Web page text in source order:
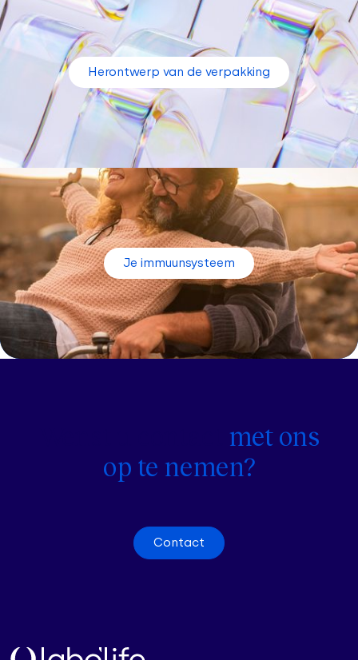
Herontwerp van de verpakking
Je immuunsysteem
met ons
op te nemen?
Contact